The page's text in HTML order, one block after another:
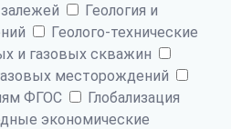
Геология и
Геолого-технические
и газовых скважин
месторождений
ФГОС
Глобализация
экономические